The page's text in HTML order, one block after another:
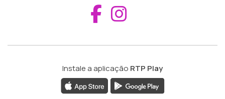
Aceder ao
Instale a aplicação RTP Play